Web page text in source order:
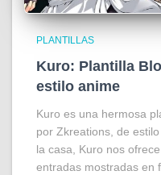
PLANTILLAS
Kuro: Plantilla
estilo anime
Kuro es una hermosa
por Zkreations, de
la casa, Kuro nos
entradas mostradas en